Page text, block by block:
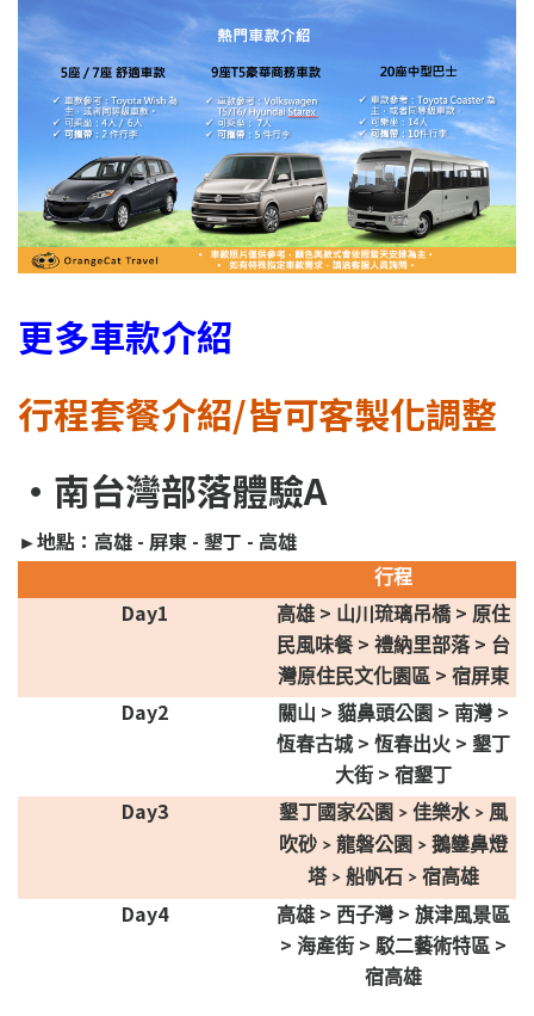
更多車款介紹
行程套餐介紹/皆可客製化調整
•南台灣部落體驗A
►地點：高雄 - 屏東 - 墾丁 - 高雄
行程
Day1 高雄 > 山川琉璃吊橋> 原住
民風味餐> 禮納里部落> 台
灣原住民文化園區 > 宿屏東
Day2 關山 > 貓鼻頭公園 > 南灣 >
恆春古城 > 恆春出火 > 墾丁
大街 > 宿墾丁
Day3 墾丁國家公園 > 佳樂水> 風
吹砂 > 龍磐公園 > 鵝鑾鼻燈
塔 > 船帆石 > 宿高雄
Day4 高雄 > 西子灣 > 旗津風景區
> 海產街 > 駁二藝術特區 >
宿高雄